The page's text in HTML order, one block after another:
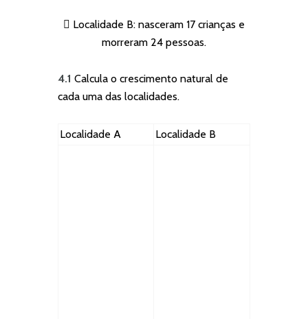
 Localidade B: nasceram 17 crianças e
morreram 24 pessoas.
4.1 Calcula o crescimento natural de
cada uma das localidades.
Localidade A Localidade B